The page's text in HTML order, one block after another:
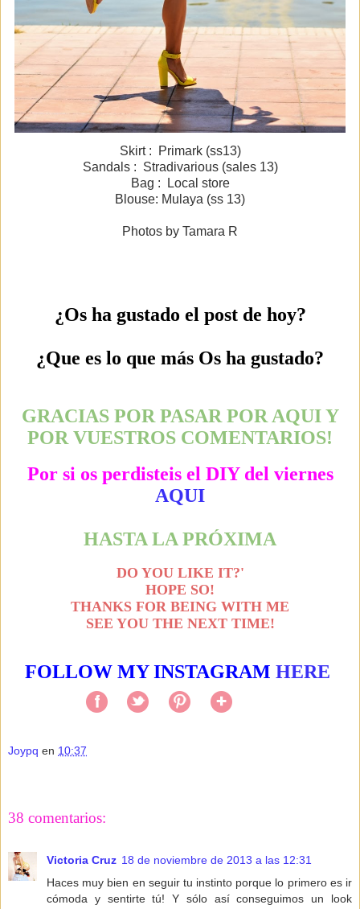
Skirt : Primark (ss13)
Sandals : Stradivarious (sales 13)
Bag : Local store
Blouse: Mulaya (ss 13)
Photos by Tamara R
¿Os ha gustado el post de hoy?
¿Que es lo que más Os ha gustado?
GRACIAS POR PASAR POR AQUI Y
POR VUESTROS COMENTARIOS!
Por si os perdisteis el DIY del viernes
AQUI
HASTA LA PRÓXIMA
DO YOU LIKE IT?'
HOPE SO!
THANKS FOR BEING WITH ME
SEE YOU THE NEXT TIME!
FOLLOW MY INSTAGRAM HERE
Joypq en 10:37
38 comentarios:
Victoria Cruz 18 de noviembre de 2013 a las 12:31
Haces muy bien en seguir tu instinto porque lo primero es ir
cómoda y sentirte tú! Y sólo así conseguimos un look